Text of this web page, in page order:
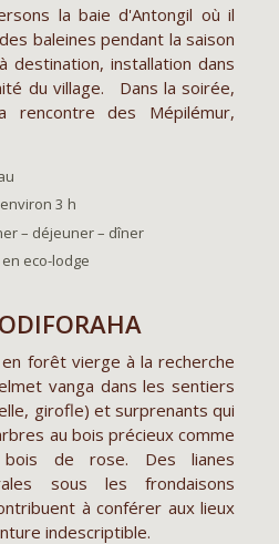
la baie d'Antongil où il
baleines pendant la saison
destination, installation dans
du village. Dans la soirée,
rencontre des Mépilémur,
environ 3 h
– déjeuner – dîner
eco-lodge
forêt vierge à la recherche
vanga dans les sentiers
girofle) et surprenants qui
au bois précieux comme
bois de rose. Des lianes
sous les frondaisons
à conférer aux lieux
indescriptible.